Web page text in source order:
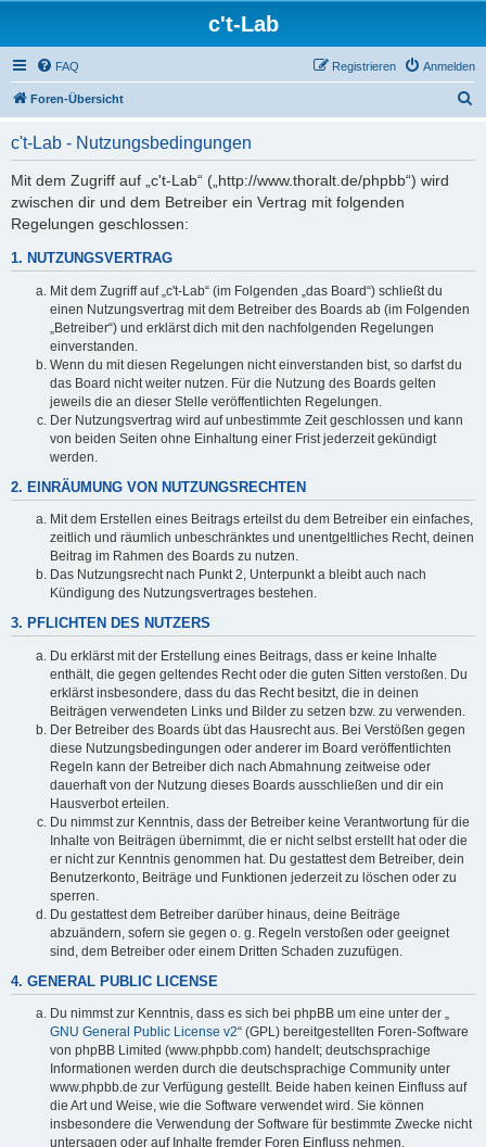
c't-Lab
FAQ Anmelden
Registrieren
Foren-Übersicht
c't-Lab - Nutzungsbedingungen
Mit dem Zugriff auf „c't-Lab“ („http://www.thoralt.de/phpbb“) wird
zwischen dir und dem Betreiber ein Vertrag mit folgenden
Regelungen geschlossen:
1. NUTZUNGSVERTRAG
Mit dem Zugriff auf „c't-Lab“ (im Folgenden „das Board“) schließt du
einen Nutzungsvertrag mit dem Betreiber des Boards ab (im Folgenden
„Betreiber“) und erklärst dich mit den nachfolgenden Regelungen
einverstanden.
Wenn du mit diesen Regelungen nicht einverstanden bist, so darfst du
das Board nicht weiter nutzen. Für die Nutzung des Boards gelten
jeweils die an dieser Stelle veröffentlichten Regelungen.
Der Nutzungsvertrag wird auf unbestimmte Zeit geschlossen und kann
von beiden Seiten ohne Einhaltung einer Frist jederzeit gekündigt
werden.
2. EINRÄUMUNG VON NUTZUNGSRECHTEN
Mit dem Erstellen eines Beitrags erteilst du dem Betreiber ein einfaches,
zeitlich und räumlich unbeschränktes und unentgeltliches Recht, deinen
Beitrag im Rahmen des Boards zu nutzen.
Das Nutzungsrecht nach Punkt 2, Unterpunkt a bleibt auch nach
Kündigung des Nutzungsvertrages bestehen.
3. PFLICHTEN DES NUTZERS
Du erklärst mit der Erstellung eines Beitrags, dass er keine Inhalte
enthält, die gegen geltendes Recht oder die guten Sitten verstoßen. Du
erklärst insbesondere, dass du das Recht besitzt, die in deinen
Beiträgen verwendeten Links und Bilder zu setzen bzw. zu verwenden.
Der Betreiber des Boards übt das Hausrecht aus. Bei Verstößen gegen
diese Nutzungsbedingungen oder anderer im Board veröffentlichten
Regeln kann der Betreiber dich nach Abmahnung zeitweise oder
dauerhaft von der Nutzung dieses Boards ausschließen und dir ein
Hausverbot erteilen.
Du nimmst zur Kenntnis, dass der Betreiber keine Verantwortung für die
Inhalte von Beiträgen übernimmt, die er nicht selbst erstellt hat oder die
er nicht zur Kenntnis genommen hat. Du gestattest dem Betreiber, dein
Benutzerkonto, Beiträge und Funktionen jederzeit zu löschen oder zu
sperren.
Du gestattest dem Betreiber darüber hinaus, deine Beiträge
abzuändern, sofern sie gegen o. g. Regeln verstoßen oder geeignet
sind, dem Betreiber oder einem Dritten Schaden zuzufügen.
4. GENERAL PUBLIC LICENSE
Du nimmst zur Kenntnis, dass es sich bei phpBB um eine unter der „
GNU General Public License v2“ (GPL) bereitgestellten Foren-Software
von phpBB Limited (www.phpbb.com) handelt; deutschsprachige
Informationen werden durch die deutschsprachige Community unter
www.phpbb.de zur Verfügung gestellt. Beide haben keinen Einfluss auf
die Art und Weise, wie die Software verwendet wird. Sie können
insbesondere die Verwendung der Software für bestimmte Zwecke nicht
untersagen oder auf Inhalte fremder Foren Einfluss nehmen.